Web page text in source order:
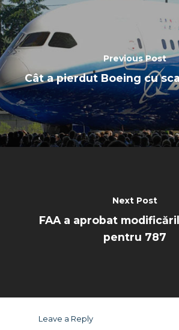
Previous Post
Cât a pierdut Boeing cu
Next Post
FAA a aprobat
pentru 787
Leave a Reply